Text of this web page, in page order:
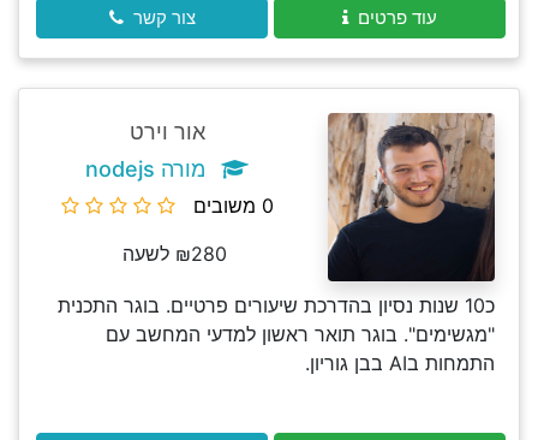
עוד פרטים צור קשר
אור וירט
מורה nodejs
0 משובים
₪280 לשעה
כ10 שנות נסיון בהדרכת שיעורים פרטיים. בוגר התכנית
"מגשימים". בוגר תואר ראשון למדעי המחשב עם
התמחות בAI בבן גוריון.